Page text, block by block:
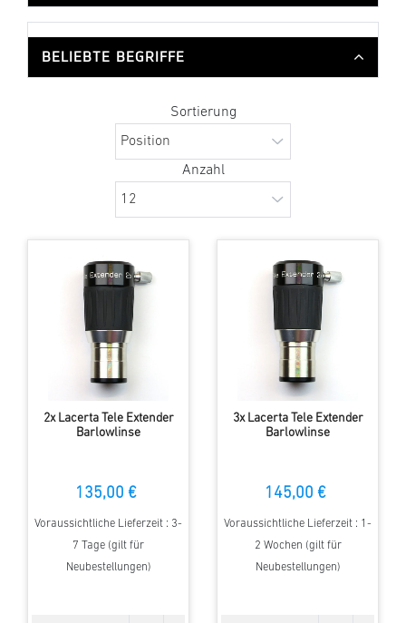
BELIEBTE BEGRIFFE
Sortierung
Anzahl
2x Lacerta Tele Extender
Barlowlinse
135,00 €
Voraussichtliche Lieferzeit : 3-
7 Tage (gilt für
Neubestellungen)
3x Lacerta Tele Extender
Barlowlinse
145,00 €
Voraussichtliche Lieferzeit : 1-
2 Wochen (gilt für
Neubestellungen)